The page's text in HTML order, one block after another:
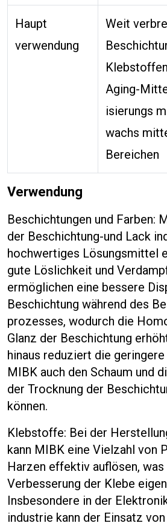
Haupt
verwendung
Weit
Aging-
isierungs
wachs
Bereichen
Verwendung
Beschichtungen und Farben:
der Beschichtung-und Lack
hochwertiges Lösungsmittel
gute Löslichkeit und
ermöglichen eine bessere
Beschichtung während des
prozesses, wodurch die
Glanz der Beschichtung
hinaus reduziert die
MIBK auch den Schaum und
der Trocknung der
können.
Klebstoffe: Bei der
kann MIBK eine Vielzahl von
Harzen effektiv auflösen, was
Verbesserung der Klebe
Insbesondere in der
industrie kann der Einsatz